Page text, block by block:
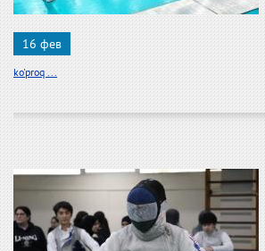
16 фев
ko'proq ...